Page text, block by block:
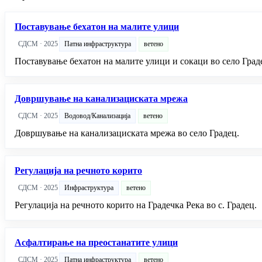
Поставување бехатон на малите улици
СДСМ · 2025 Патна инфраструктура ветено
Поставување бехатон на малите улици и сокаци во село
Довршување на канализациската мрежа
СДСМ · 2025 Водовод/Канализација ветено
Довршување на канализациската мрежа во село Градец.
Регулација на речното корито
СДСМ · 2025 Инфраструктура ветено
Регулација на речното корито на Градечка Река во с. Градец.
Асфалтирање на преостанатите улици
СДСМ · 2025 Патна инфраструктура ветено